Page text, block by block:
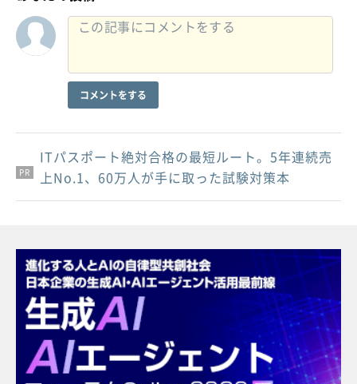
コメントをする
PR
PR
PR
ITパスポート絶対合格の最短ルート。5年連続売
上No.1、60万人が手に取った試験対策本